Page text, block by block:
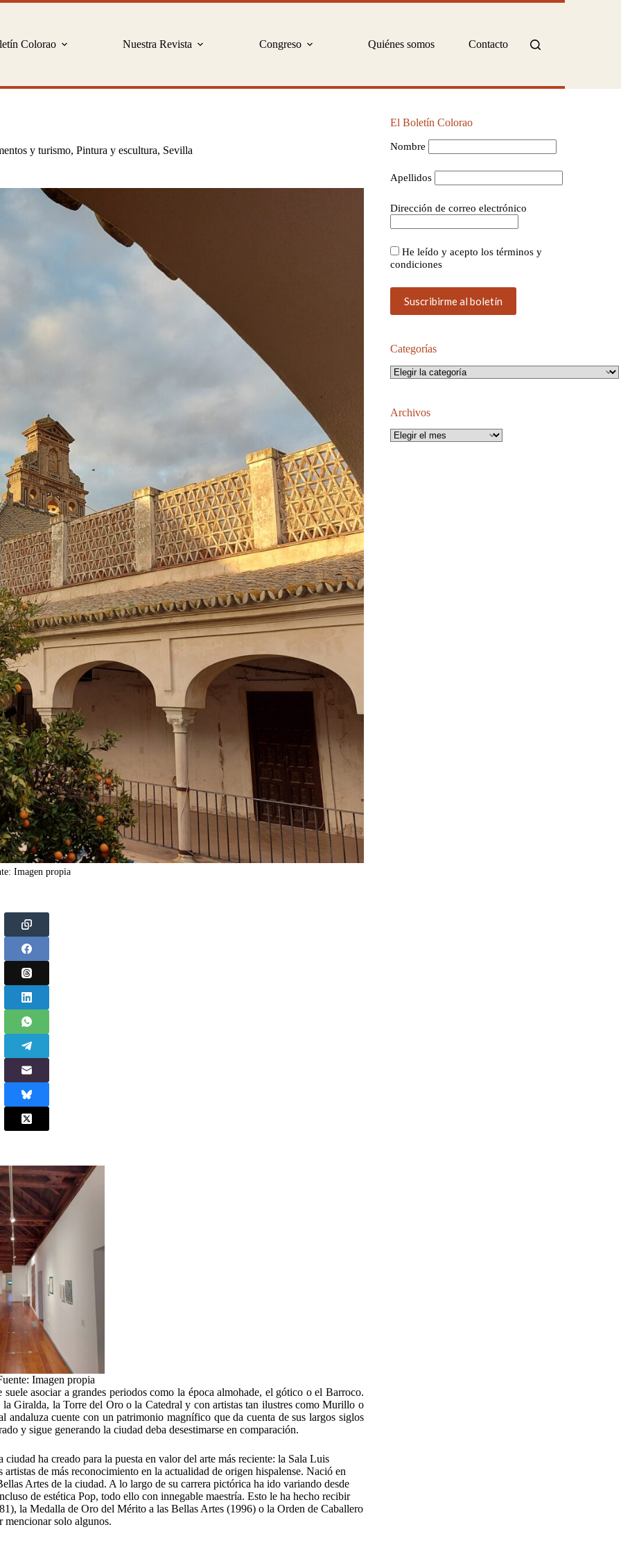
Colorao Nuestra Revista Congreso Quiénes somos Contacto
y turismo, Pintura y escultura, Sevilla
Imagen propia
Imagen propia
asociar a grandes periodos como la época almohade, el gótico o el Barroco.
Giralda, la Torre del Oro o la Catedral y con artistas tan ilustres como Murillo o
andaluza cuente con un patrimonio magnífico que da cuenta de sus largos siglos
y sigue generando la ciudad deba desestimarse en comparación.
ha creado para la puesta en valor del arte más reciente: la Sala Luis
de más reconocimiento en la actualidad de origen hispalense. Nació en
Artes de la ciudad. A lo largo de su carrera pictórica ha ido variando desde
de estética Pop, todo ello con innegable maestría. Esto le ha hecho recibir
la Medalla de Oro del Mérito a las Bellas Artes (1996) o la Orden de Caballero
mencionar solo algunos.
El Boletín Colorao
Nombre
Apellidos
Dirección de correo electrónico
He leído y acepto los términos y
condiciones
Categorías
Categorías
Archivos
Archivos